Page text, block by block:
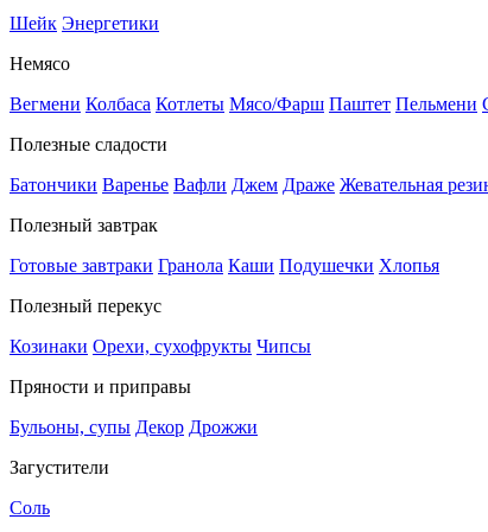
Шейк Энергетики
Немясо
Вегмени Колбаса Котлеты Мясо/Фарш Паштет Пельмени
Полезные сладости
Батончики Варенье Вафли Джем Драже Жевательная
Полезный завтрак
Готовые завтраки Гранола Каши Подушечки Хлопья
Полезный перекус
Козинаки Орехи, сухофрукты Чипсы
Пряности и приправы
Бульоны, супы Декор Дрожжи
Загустители
Соль